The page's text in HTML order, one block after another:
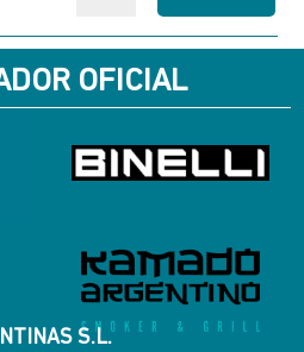
OFICIAL
S.L.